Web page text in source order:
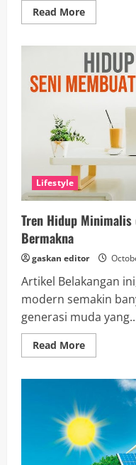
Read MoreRead
more
Muda
dan
Politik
Indonesia:
Harapan
untuk
Demokrasi
Lifestyle
Tren Hidup Minimalis
Bermakna
gaskan editor
Artikel Belakangan
modern semakin
generasi muda
Read MoreRead
more
Minimalis
di
Era
Modern:
Simpel
Tapi
Bermakna